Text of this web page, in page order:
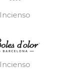
Incienso
Incienso